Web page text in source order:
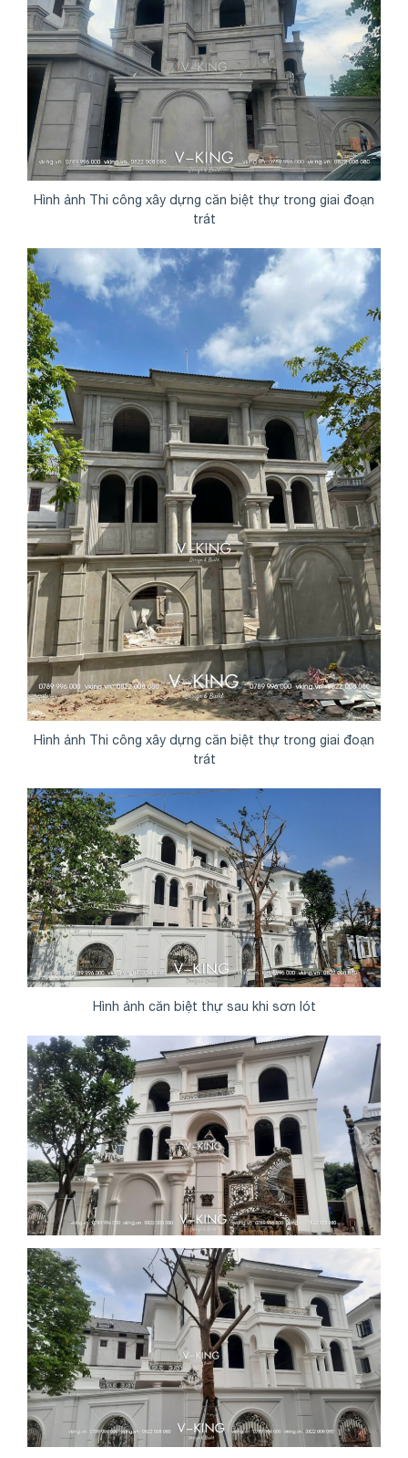
Hình ảnh Thi công xây dựng căn biệt thự trong giai đoạn
trát
Hình ảnh Thi công xây dựng căn biệt thự trong giai đoạn
trát
Hình ảnh căn biệt thự sau khi sơn lót